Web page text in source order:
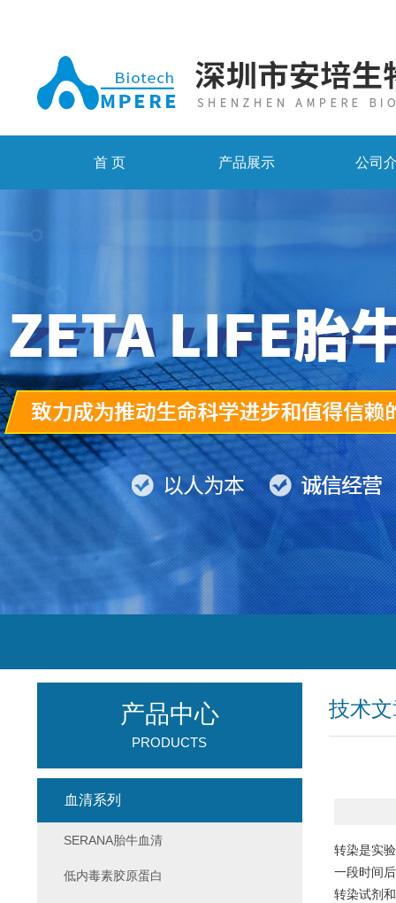
首 页 产品展示 公司
技术
转染是实
一段时间
转染试剂
产品中心
PRODUCTS
血清系列
SERANA胎牛血清
低内毒素胶原蛋白